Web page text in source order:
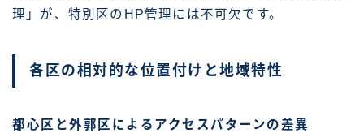
理」が、特別区のHP管理には不可欠です。
各区の相対的な位置付けと地域特性
都心区と外郭区によるアクセスパターンの差異